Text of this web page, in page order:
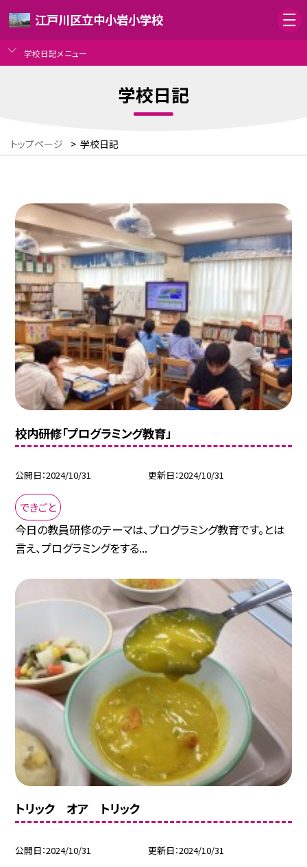
江戸川区立中小岩小学校
学校日記メニュー
学校日記
トップページ > 学校日記
校内研修「プログラミング教育」
公開日 2024/10/31 更新日 2024/10/31
できごと
今日の教員研修のテーマは、プログラミング教育です。とは
言え、プログラミングをする...
トリック オア トリック
公開日 2024/10/31 更新日 2024/10/31